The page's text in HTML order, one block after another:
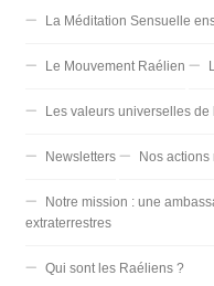
La Méditation Sensuelle
Le Mouvement Raélien
Les valeurs universelles de
Newsletters Nos
Notre mission : une
extraterrestres
Qui sont les Raéliens ?